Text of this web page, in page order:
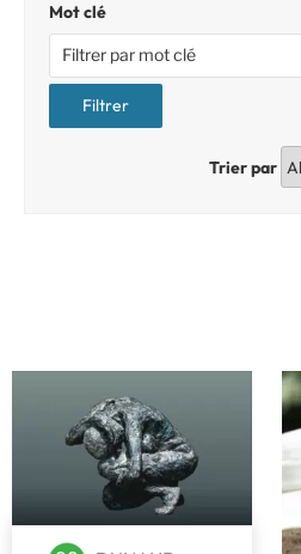
Mot clé
Trier par